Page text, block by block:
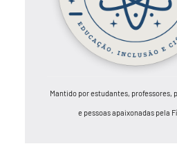
Mantido por estudantes, professores,
e pessoas apaixonadas pela